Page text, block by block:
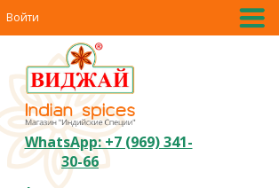
Войти
WhatsApp: +7 (969) 341-
30-66